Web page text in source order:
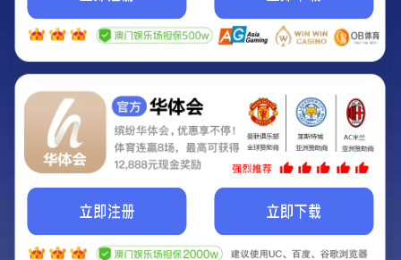
Hey Guys!
我们即将上线啦...
我们的网站正在建设.
它将是非常棒的网站.